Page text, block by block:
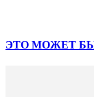
ЭТО МОЖЕТ